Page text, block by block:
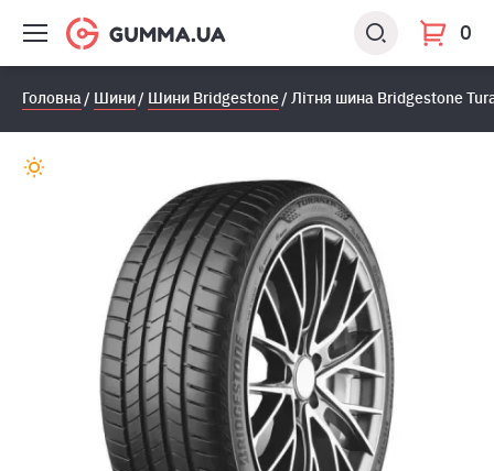
0
Головна Шини Шини Bridgestone Лiтня шина Bridgestone